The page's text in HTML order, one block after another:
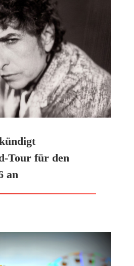
Tour für den
an